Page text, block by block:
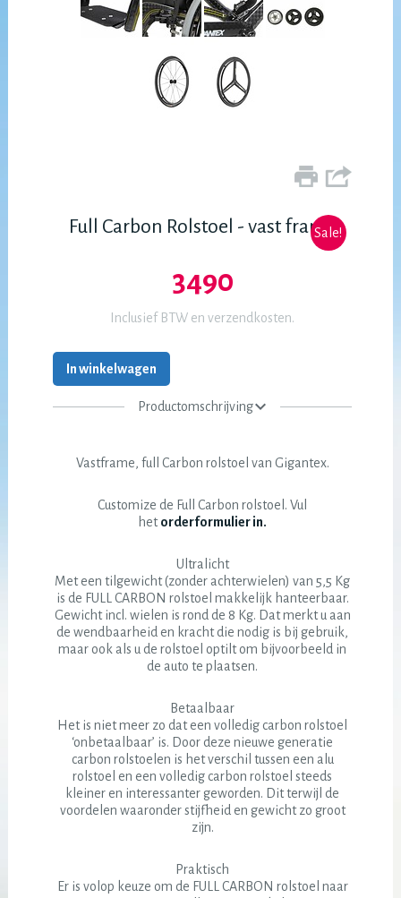
Sale!
Full Carbon Rolstoel - vast frame
3490
Inclusief BTW en verzendkosten.
In winkelwagen
Productomschrijving
Vastframe, full Carbon rolstoel van Gigantex.
Customize de Full Carbon rolstoel. Vul
hetorderformulier in.
Ultralicht
Met een tilgewicht (zonder achterwielen) van 5,5 Kg
is de FULL CARBON rolstoel makkelijk hanteerbaar.
Gewicht incl. wielen is rond de 8 Kg. Dat merkt u aan
de wendbaarheid en kracht die nodig is bij gebruik,
maar ook als u de rolstoel optilt om bijvoorbeeld in
de auto te plaatsen.
Betaalbaar
Het is niet meer zo dat een volledig carbon rolstoel
‘onbetaalbaar’ is. Door deze nieuwe generatie
carbon rolstoelen is het verschil tussen een alu
rolstoel en een volledig carbon rolstoel steeds
kleiner en interessanter geworden. Dit terwijl de
voordelen waaronder stijfheid en gewicht zo groot
zijn.
Praktisch
Er is volop keuze om de FULL CARBON rolstoel naar